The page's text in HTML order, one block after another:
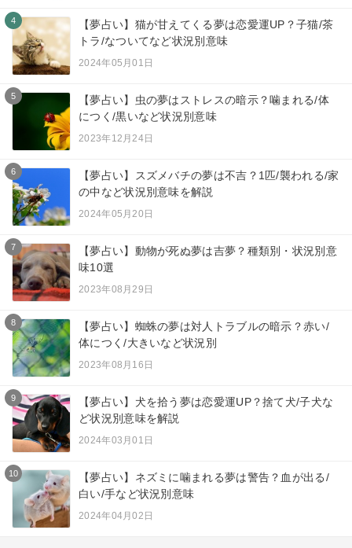
4
【夢占い】猫が甘えてくる夢は恋愛運UP？子猫/茶
トラ/なついてなど状況別意味
2024年05月01日
5
【夢占い】虫の夢はストレスの暗示？噛まれる/体
につく/黒いなど状況別意味
2023年12月24日
6
【夢占い】スズメバチの夢は不吉？1匹/襲われる/家
の中など状況別意味を解説
2024年05月20日
7
【夢占い】動物が死ぬ夢は吉夢？種類別・状況別意
味10選
2023年08月29日
8
【夢占い】蜘蛛の夢は対人トラブルの暗示？赤い/
体につく/大きいなど状況別
2023年08月16日
9
【夢占い】犬を拾う夢は恋愛運UP？捨て犬/子犬な
ど状況別意味を解説
2024年03月01日
10
【夢占い】ネズミに噛まれる夢は警告？血が出る/
白い/手など状況別意味
2024年04月02日